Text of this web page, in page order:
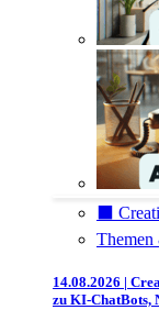
⬛️
Themen
14.08.2026 |
zu KI-ChatBots,